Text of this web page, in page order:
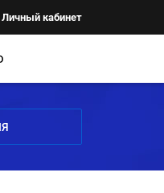
Личный кабинет